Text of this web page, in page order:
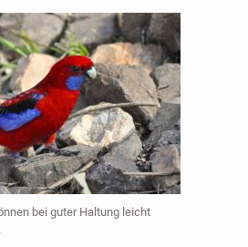
bei guter Haltung leicht